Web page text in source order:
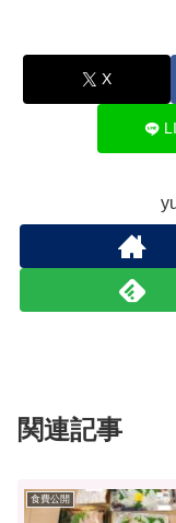
X
関連記事
食費公開